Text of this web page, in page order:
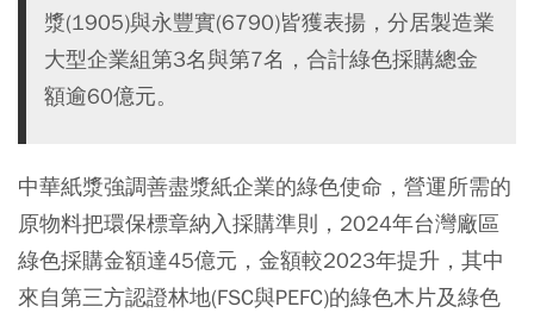
漿(1905)與永豐實(6790)皆獲表揚，分居製造業
大型企業組第3名與第7名，合計綠色採購總金
額逾60億元。
中華紙漿強調善盡漿紙企業的綠色使命，營運所需的
原物料把環保標章納入採購準則，2024年台灣廠區
綠色採購金額達45億元，金額較2023年提升，其中
來自第三方認證林地(FSC與PEFC)的綠色木片及綠色